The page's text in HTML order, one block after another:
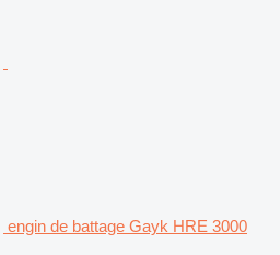
engin de battage Gayk HRE 3000